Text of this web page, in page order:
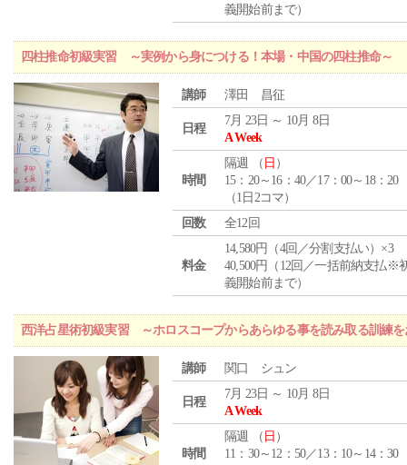
義開始前まで）
四柱推命初級実習 ～実例から身につける！本場・中国の四柱推命～
講師 澤田 昌征
日程
7月 23日 ～ 10月 8日
A Week
時間
隔週 （ 日 ）
15：20～16：40／17：00～18：20
（1日2コマ）
回数
全12回
料金
14,580円（4回／分割支払い）×3
40,500円（12回／一括前納支払※
義開始前まで）
西洋占星術初級実習 ～ホロスコープからあらゆる事を読み取る訓練を
講師 関口 シュン
日程
7月 23日 ～ 10月 8日
A Week
時間
隔週 （ 日 ）
11：30～12：50／13：10～14：30